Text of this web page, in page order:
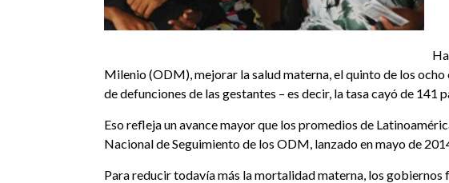
Milenio (ODM), mejorar la salud materna, el quinto de los
de defunciones de las gestantes – es decir, la tasa cayó de
Eso refleja un avance mayor que los promedios de
Nacional de Seguimiento de los ODM, lanzado en mayo de
Para reducir todavía más la mortalidad materna, los